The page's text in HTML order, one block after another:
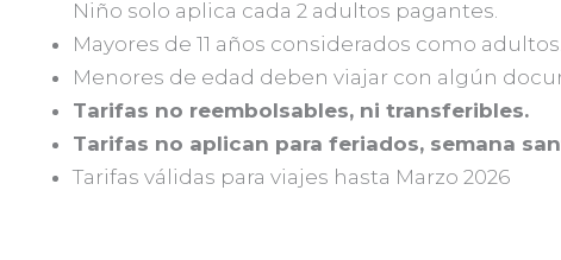
Niño solo aplica cada 2 adultos pagantes.
Mayores de 11 años considerados como adultos.
Menores de edad deben viajar con algún
Tarifas no reembolsables, ni transferibles.
Tarifas no aplican para feriados, semana
Tarifas válidas para viajes hasta Marzo 2026